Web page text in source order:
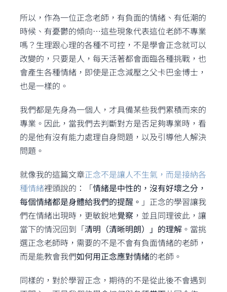
所以，作為一位正念老師，有負面的情緒、有低潮的
時候、有憂鬱的傾向⋯這些現象代表這位老師不專業
嗎？生理跟心理的各種不可控，不是學會正念就可以
改變的，只要是人，每天活著都會面臨各種挑戰，也
會產生各種情緒，即使是正念減壓之父卡巴金博士，
也是一樣的。
我們都是先身為一個人，才具備某些我們累積而來的
專業。因此，當我們去判斷對方是否足夠專業時，看
的是他有沒有能力處理自身問題，以及引導他人解決
問題。
就像我的這篇文章正念不是讓人不生氣，而是接納各
種情緒裡頭說的：「情緒是中性的，沒有好壞之分，
每個情緒都是身體給我們的提醒。 」正念的學習讓我
們在情緒出現時，更敏銳地覺察 ，並且同理彼此，讓
當下的情況回到「清明（清晰明朗）」的理解。當挑
選正念老師時，需要的不是不會有負面情緒的老師，
而是能教會我們如何用正念應對情緒的老師。
同樣的，對於學習正念，期待的不是從此後不會遇到